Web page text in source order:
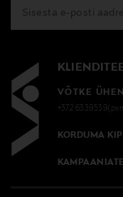
VÕTKE
+372
KORDUMA